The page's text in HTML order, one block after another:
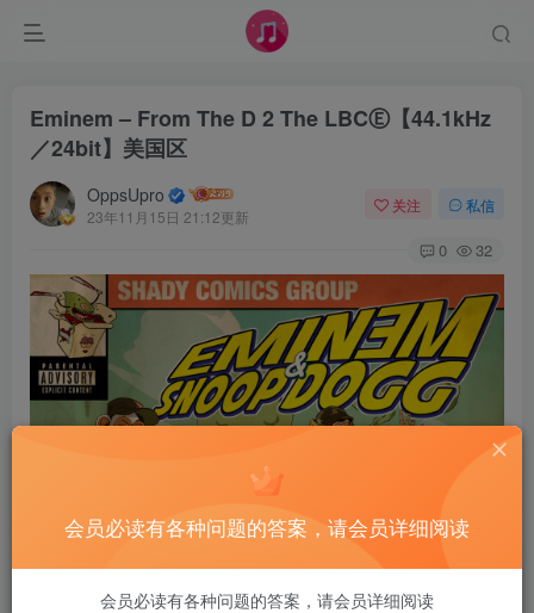
Eminem – From The D 2 The LBCⒺ【44.1kHz
／24bit】美国区
OppsUpro
23年11月15日 21:12更新
关注 私信
0 32
会员必读有各种问题的答案，请会员详细阅读
会员必读有各种问题的答案，请会员详细阅读